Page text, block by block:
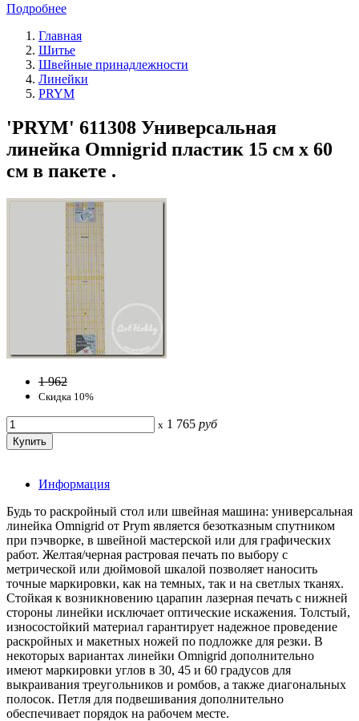
Подробнее
Главная
Шитье
Швейные принадлежности
Линейки
PRYM
'PRYM' 611308 Универсальная
линейка Omnigrid пластик 15 см х 60
см в пакете .
1 962
Скидка 10%
x 1 765 руб
Информация
Будь то раскройный стол или швейная машина: универсальная
линейка Omnigrid от Prym является безотказным спутником
при пэчворке, в швейной мастерской или для графических
работ. Желтая/черная растровая печать по выбору с
метрической или дюймовой шкалой позволяет наносить
точные маркировки, как на темных, так и на светлых тканях.
Стойкая к возникновению царапин лазерная печать с нижней
стороны линейки исключает оптические искажения. Толстый,
износостойкий материал гарантирует надежное проведение
раскройных и макетных ножей по подложке для резки. В
некоторых вариантах линейки Omnigrid дополнительно
имеют маркировки углов в 30, 45 и 60 градусов для
выкраивания треугольников и ромбов, а также диагональных
полосок. Петля для подвешивания дополнительно
обеспечивает порядок на рабочем месте.